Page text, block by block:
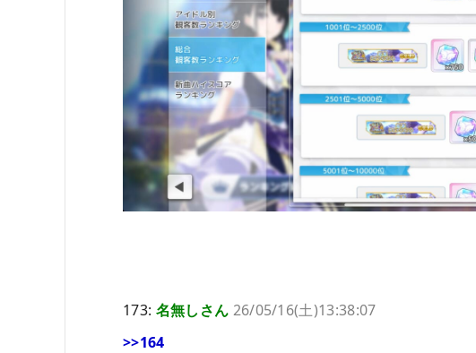
173: 名無しさん 26/05/16(土)13:38:07
>>164